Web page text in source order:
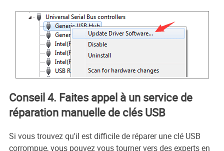
Conseil 4. Faites appel à un service de
réparation manuelle de clés USB
Si vous trouvez qu'il est difficile de réparer une clé USB
corrompue, vous pouvez vous tourner vers des experts en